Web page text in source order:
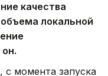
качества
локальной
с момента запуска